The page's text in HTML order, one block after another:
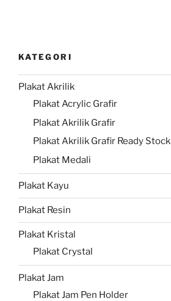
KATEGORI
Plakat Akrilik
Plakat Acrylic Grafir
Plakat Akrilik Grafir
Plakat Akrilik Grafir Ready Stock
Plakat Medali
Plakat Kayu
Plakat Resin
Plakat Kristal
Plakat Crystal
Plakat Jam
Plakat Jam Pen Holder